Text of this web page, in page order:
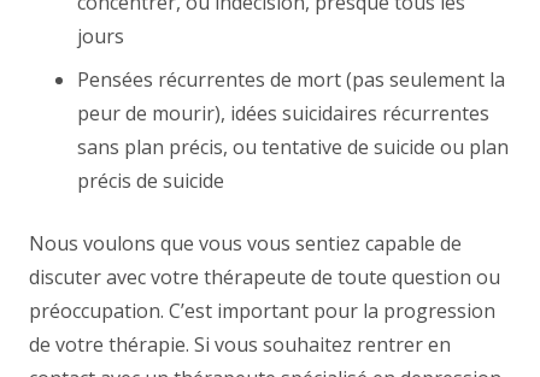
jours
Pensées récurrentes de mort (pas seulement la
peur de mourir), idées suicidaires récurrentes
sans plan précis, ou tentative de suicide ou plan
précis de suicide
Nous voulons que vous vous sentiez capable de
discuter avec votre thérapeute de toute question ou
préoccupation. C’est important pour la progression
de votre thérapie. Si vous souhaitez rentrer en